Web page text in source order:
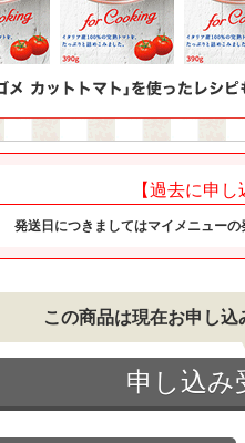
【過去に申し
発送日につきましてはマイメニューの
この商品は現在お申し
申し込み